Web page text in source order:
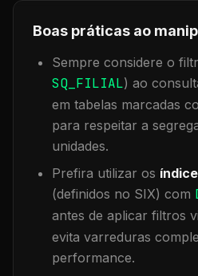
Boas práticas ao
Sempre considere o
SQ_FILIAL) ao
em tabelas marcadas
para respeitar a
unidades.
Prefira utilizar os
(definidos no SIX) com
antes de aplicar filtros
evita varreduras
performance.